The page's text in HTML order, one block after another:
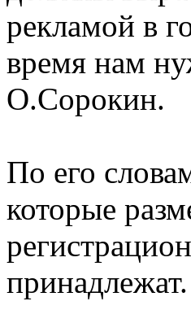
рекламой в
время нам
О.Сорокин.
По его
которые
принадлежат.